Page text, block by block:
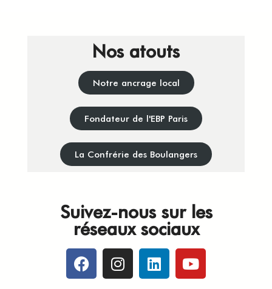
Nos atouts
Notre ancrage local
Fondateur de l'EBP Paris
La Confrérie des Boulangers
Suivez-nous sur les
réseaux sociaux